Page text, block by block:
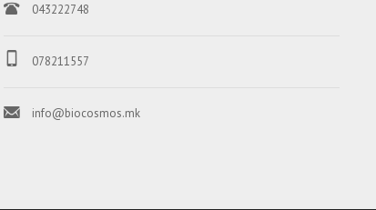
043222748
078211557
info@biocosmos.mk